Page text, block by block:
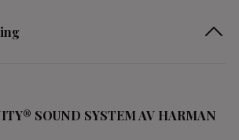
SOUND SYSTEM AV HARMAN